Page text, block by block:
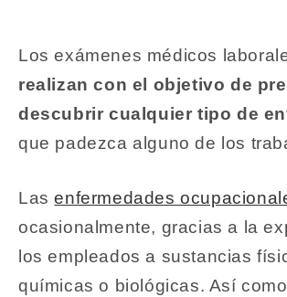
Los exámenes médicos
realizan con el objetivo de
descubrir cualquier tipo de
que padezca alguno de los
Lasenfermedades
ocasionalmente, gracias a la
los empleados a sustancias
químicas o biológicas. Así